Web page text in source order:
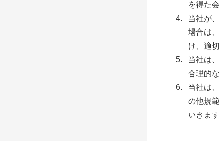
を得た
当社が
場合は
け、適
当社は
合理的
当社は
の他規
いきま